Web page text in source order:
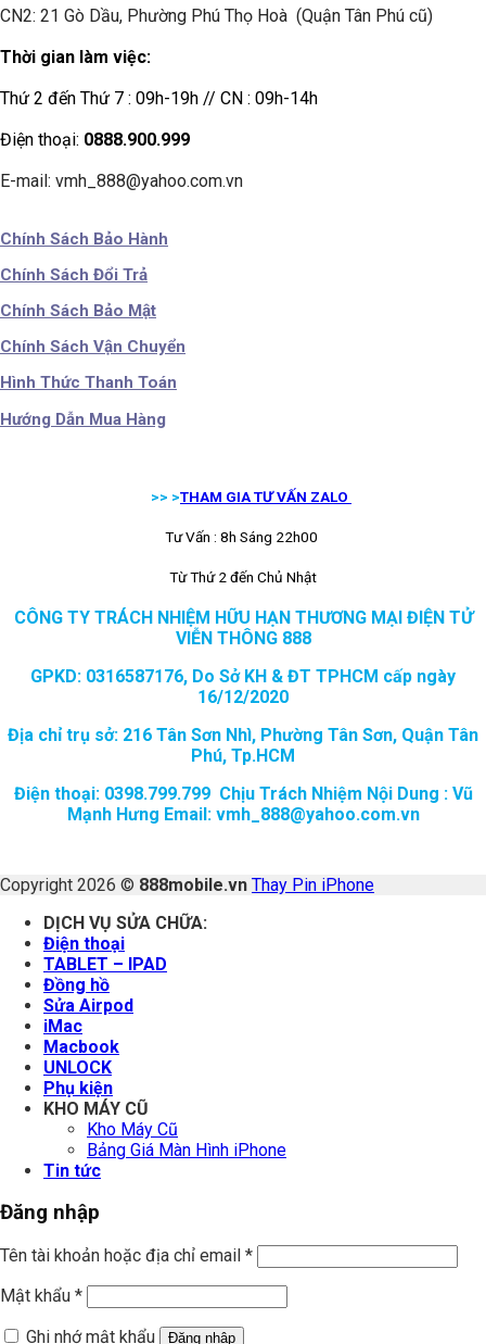
CN2: 21 Gò Dầu, Phường Phú Thọ Hoà (Quận Tân Phú cũ)
Thời gian làm việc:
Thứ 2 đến Thứ 7 : 09h-19h // CN : 09h-14h
Điện thoại: 0888.900.999
E-mail: vmh_888@yahoo.com.vn
Chính Sách Bảo Hành
Chính Sách Đổi Trả
Chính Sách Bảo Mật
Chính Sách Vận Chuyển
Hình Thức Thanh Toán
Hướng Dẫn Mua Hàng
>> >THAM GIA TƯ VẤN ZALO
Tư Vấn : 8h Sáng 22h00
Từ Thứ 2 đến Chủ Nhật
CÔNG TY TRÁCH NHIỆM HỮU HẠN THƯƠNG MẠI ĐIỆN TỬ
VIỄN THÔNG 888
GPKD: 0316587176, Do Sở KH & ĐT TPHCM cấp ngày
16/12/2020
Địa chỉ trụ sở: 216 Tân Sơn Nhì, Phường Tân Sơn, Quận Tân
Phú, Tp.HCM
Điện thoại: 0398.799.799 Chịu Trách Nhiệm Nội Dung : Vũ
Mạnh Hưng Email: vmh_888@yahoo.com.vn
Copyright 2026 © 888mobile.vn Thay Pin iPhone
DỊCH VỤ SỬA CHỮA:
Điện thoại
TABLET – IPAD
Đồng hồ
Sửa Airpod
iMac
Macbook
UNLOCK
Phụ kiện
KHO MÁY CŨ
Kho Máy Cũ
Bảng Giá Màn Hình iPhone
Tin tức
Đăng nhập
Tên tài khoản hoặc địa chỉ email *
Mật khẩu *
Ghi nhớ mật khẩu
Đăng nhập